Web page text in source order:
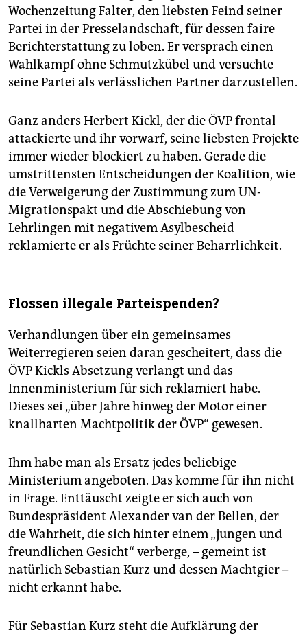
Wochenzeitung Falter, den liebsten Feind seiner
Partei in der Presselandschaft, für dessen faire
Berichterstattung zu loben. Er versprach einen
Wahlkampf ohne Schmutzkübel und versuchte
seine Partei als verlässlichen Partner darzustellen.
Ganz anders Herbert Kickl, der die ÖVP frontal
attackierte und ihr vorwarf, seine liebsten Projekte
immer wieder blockiert zu haben. Gerade die
umstrittensten Entscheidungen der Koalition, wie
die Verweigerung der Zustimmung zum UN-
Migrationspakt und die Abschiebung von
Lehrlingen mit negativem Asylbescheid
reklamierte er als Früchte seiner Beharrlichkeit.
Flossen illegale Parteispenden?
Verhandlungen über ein gemeinsames
Weiterregieren seien daran gescheitert, dass die
ÖVP Kickls Absetzung verlangt und das
Innenministerium für sich reklamiert habe.
Dieses sei „über Jahre hinweg der Motor einer
knallharten Machtpolitik der ÖVP“ gewesen.
Ihm habe man als Ersatz jedes beliebige
Ministerium angeboten. Das komme für ihn nicht
in Frage. Enttäuscht zeigte er sich auch von
Bundespräsident Alexander van der Bellen, der
die Wahrheit, die sich hinter einem „jungen und
freundlichen Gesicht“ verberge, – gemeint ist
natürlich Sebastian Kurz und dessen Machtgier –
nicht erkannt habe.
Für Sebastian Kurz steht die Aufklärung der